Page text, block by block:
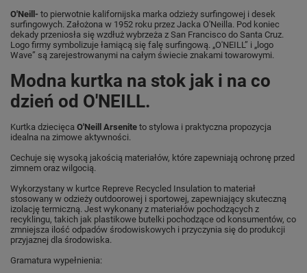
O'Neill- to pierwotnie kalifornijska marka odzieży surfingowej i desek
surfingowych. Założona w 1952 roku przez Jacka O'Neilla. Pod koniec
dekady przeniosła się wzdłuż wybrzeża z San Francisco do Santa Cruz.
Logo firmy symbolizuje łamiącą się falę surfingową. „O'NEILL” i „logo
Wave” są zarejestrowanymi na całym świecie znakami towarowymi.
Modna kurtka na stok jak i na co
dzień od O'NEILL.
Kurtka dziecięca O'Neill Arsenite to stylowa i praktyczna propozycja
idealna na zimowe aktywności.
Cechuje się wysoką jakością materiałów, które zapewniają ochronę przed
zimnem oraz wilgocią.
Wykorzystany w kurtce Repreve Recycled Insulation to materiał
stosowany w odzieży outdoorowej i sportowej, zapewniający skuteczną
izolację termiczną. Jest wykonany z materiałów pochodzących z
recyklingu, takich jak plastikowe butelki pochodzące od konsumentów, co
zmniejsza ilość odpadów środowiskowych i przyczynia się do produkcji
przyjaznej dla środowiska.
Gramatura wypełnienia: